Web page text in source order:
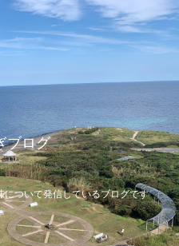
ブログ
ついて発信しているブログです